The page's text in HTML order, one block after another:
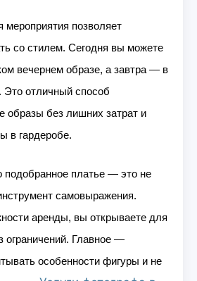
мероприятия позволяет
со стилем. Сегодня вы можете
вечернем образе, а завтра — в
Это отличный способ
образы без лишних затрат и
в гардеробе.
подобранное платье — это не
самовыражения.
аренды, вы открываете для
ограничений. Главное —
особенности фигуры и не